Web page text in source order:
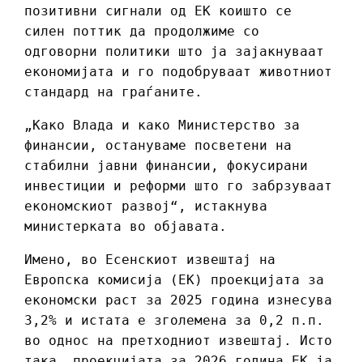
позитивни сигнали од ЕК коишто се
силен поттик да продолжиме со
одговорни политики што ја зајакнуваат
економијата и го подобруваат животниот
стандард на граѓаните.
„Како Влада и како Министерство за
финансии, остануваме посветени на
стабилни јавни финансии, фокусирани
инвестиции и реформи што го забрзуваат
економскиот развој“, истакнува
министерката во објавата.
Имено, во Есенскиот извештај на
Европска комисија (ЕК) проекцијата за
економски раст за 2025 година изнесува
3,2% и истата е зголемена за 0,2 п.п.
во однос на претходниот извештај. Исто